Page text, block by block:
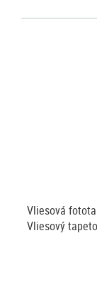
Vliesová
Vliesový